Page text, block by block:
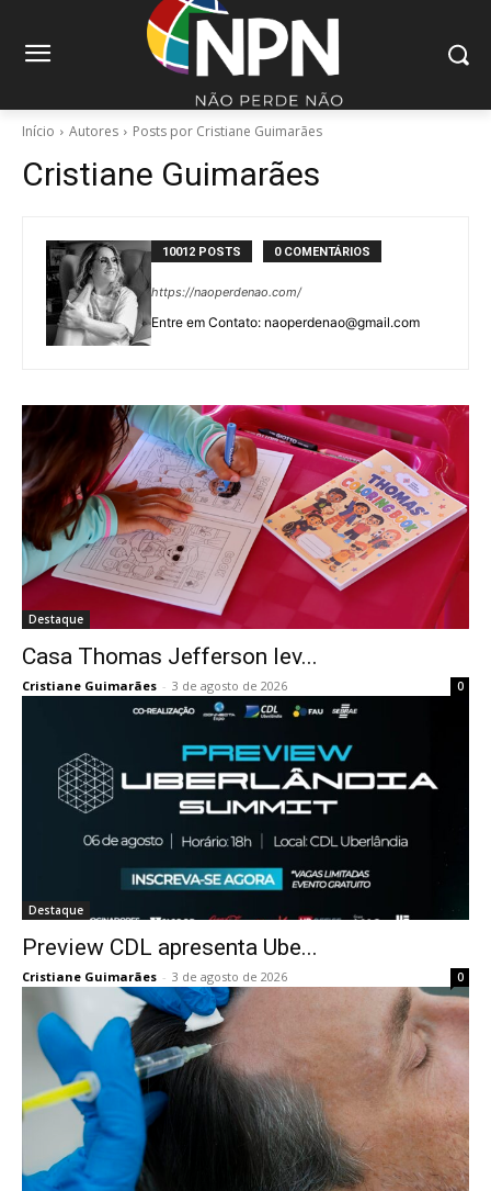
Início Autores Posts por Cristiane Guimarães
Cristiane Guimarães
10012 POSTS 0 COMENTÁRIOS
https://naoperdenao.com/
Entre em Contato: naoperdenao@gmail.com
Destaque
Casa Thomas Jefferson lev...
Cristiane Guimarães - 3 de agosto de 2026 0
Destaque
Preview CDL apresenta Ube...
Cristiane Guimarães - 3 de agosto de 2026 0